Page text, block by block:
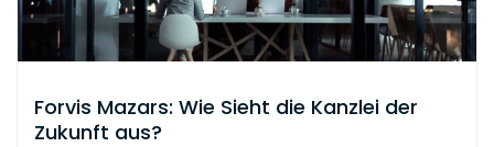
Forvis Mazars: Wie Sieht die Kanzlei der
Zukunft aus?